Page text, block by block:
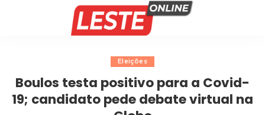
Eleições
Boulos testa positivo para a Covid-
19; candidato pede debate virtual na